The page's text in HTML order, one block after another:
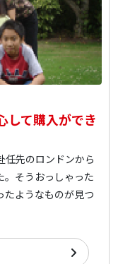
して購入ができ
任先のロンドンから
。そうおっしゃった
たようなものが見つ